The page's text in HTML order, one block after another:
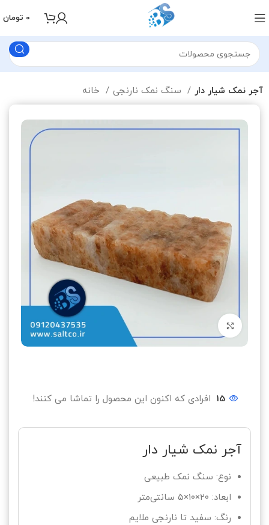
0 تومان
آجر نمک شیار دار
15 افرادی که اکنون این محصول را تماشا می کنند!
آجر نمک شیار دار
نوع: سنگ نمک طبیعی
ابعاد: ۲۰×۱۰×۵ سانتی‌متر
رنگ: سفید تا نارنجی ملایم